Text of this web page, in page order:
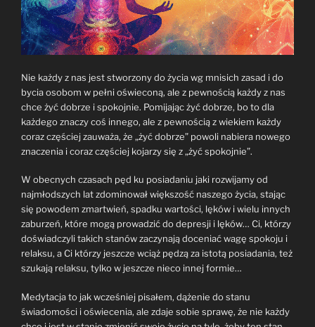
Nie każdy z nas jest stworzony do życia wg mnisich zasad i do
bycia osobom w pełni oświeconą, ale z pewnością każdy z nas
chce żyć dobrze i spokojnie. Pomijając żyć dobrze, bo to dla
każdego znaczy coś innego, ale z pewnością z wiekiem każdy
coraz częściej zauważa, że „żyć dobrze” powoli nabiera nowego
znaczenia i coraz częściej kojarzy się z „żyć spokojnie”.
W obecnych czasach pęd ku posiadaniu jaki rozwijamy od
najmłodszych lat zdominował większość naszego życia, stając
się powodem zmartwień, spadku wartości, lęków i wielu innych
zaburzeń, które mogą prowadzić do depresji i lęków… Ci, którzy
doświadczyli takich stanów zaczynają doceniać wagę spokoju i
relaksu, a Ci którzy jeszcze wciąż pędzą za istotą posiadania, też
szukają relaksu, tylko w jeszcze nieco innej formie…
Medytacja to jak wcześniej pisałem, dążenie do stanu
świadomości i oświecenia, ale zdaje sobie sprawę, że nie każdy